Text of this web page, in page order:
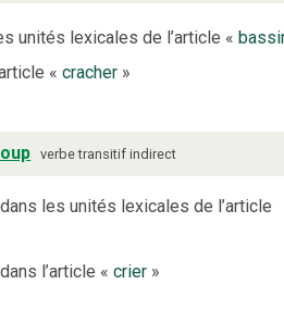
unités lexicales de l’article «
«cracher »
verbe transitif indirect
dans les unités lexicales de l’article
dans l’article « crier»